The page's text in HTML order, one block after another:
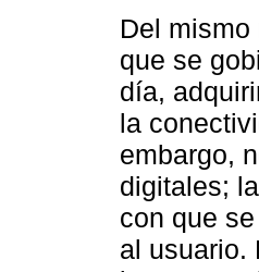
Del
que se
día,
la
embargo,
digitales;
con que
al usuario.